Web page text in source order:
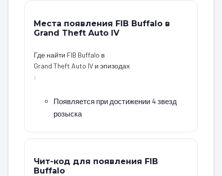
Места появления FIB Buffalo в
Grand Theft Auto IV
Где найти FIB Buffalo в
Grand Theft Auto IV и эпизодах
:
Появляется при достижении 4 звезд
розыска
Чит-код для появления FIB
Buffalo